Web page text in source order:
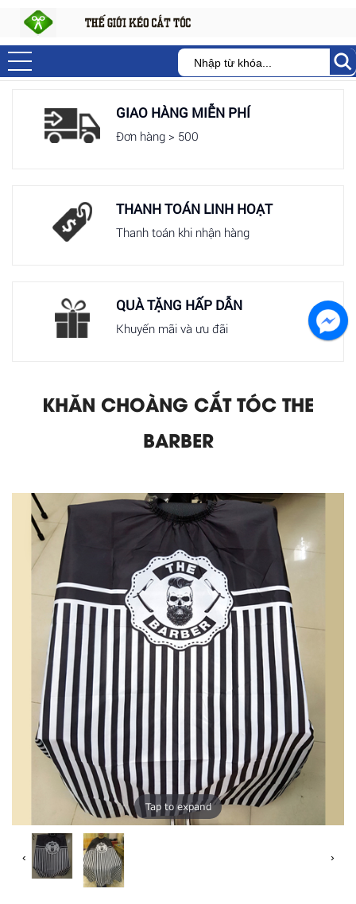
GIAO HÀNG MIỄN PHÍ
Đơn hàng > 500
THANH TOÁN LINH HOẠT
Thanh toán khi nhận hàng
QUÀ TẶNG HẤP DẪN
Khuyến mãi và ưu đãi
KHĂN CHOÀNG CẮT TÓC THE
BARBER
Tap to expand
‹ ›